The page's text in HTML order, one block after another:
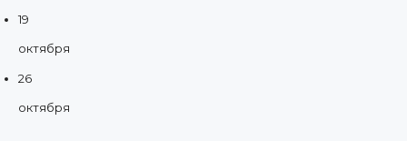
19
октября
26
октября